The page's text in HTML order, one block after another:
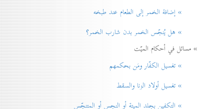
» إضافة الخمر إلی الطعام عند طبخه
» هل يُنجّس الخمر بدن شارب الخمر؟
» مسائل في أحكام الميّت
» تغسيل الكفّار ومَن بحكمهم
» تغسيل أولاد الزنا والسقط
» التكفين بجلد الميتة أو النجس أو المتنجّس